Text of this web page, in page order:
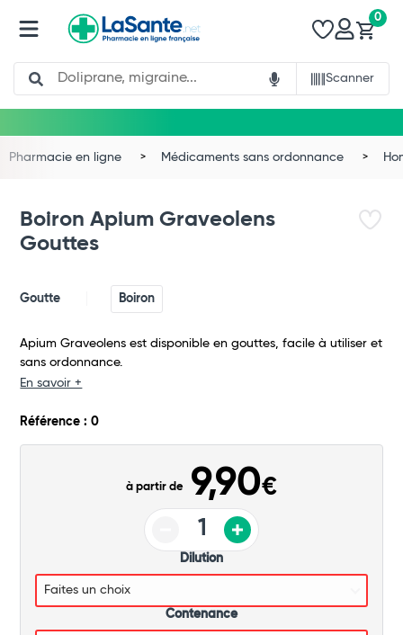
Search
Scanner
0
Total
Pharmacie en ligne Médicaments sans ordonnance
Boiron Apium Graveolens
Gouttes
Goutte Boiron
Apium Graveolens est disponible en gouttes, facile à utiliser et
sans ordonnance.
En savoir +
Référence : 0
à partir de 9,90€
Dilution
Contenance